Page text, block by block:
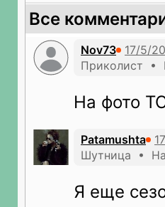
Все
Nov73
Приколист •
На фото
Patamushta
Шутница • На
Я еще